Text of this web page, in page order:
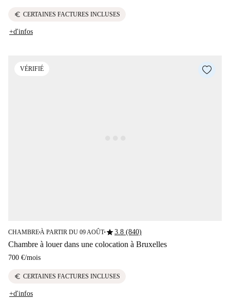
euro CERTAINES FACTURES INCLUSES
+d'infos
VÉRIFIÉ
CHAMBRE■À PARTIR DU 09 AOÛT■star3.8 (840)
Chambre à louer dans une colocation à Bruxelles
700 €/mois
euro CERTAINES FACTURES INCLUSES
+d'infos